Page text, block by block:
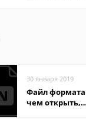
30 января 2019
Файл формата
чем открыть,